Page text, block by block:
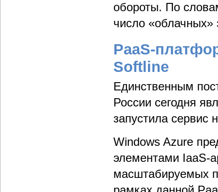
обороты. По
число «облачных»
PaaS-
Softline
Единственным
России сегодня
запустила сервис
Windows Azure
элементами IaaS-
масштабируемых